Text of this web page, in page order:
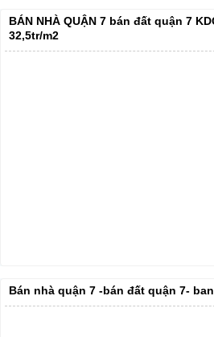
BÁN NHÀ QUẬN 7 bán đất quận 7
32,5tr/m2
Bán nhà quận 7 -bán đất quận 7-